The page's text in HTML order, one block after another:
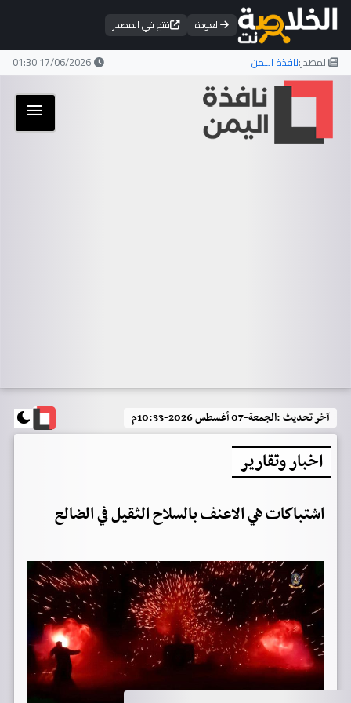
العودة فتح في المصدر
المصدر:نافذة اليمن 17/06/2026 01:30